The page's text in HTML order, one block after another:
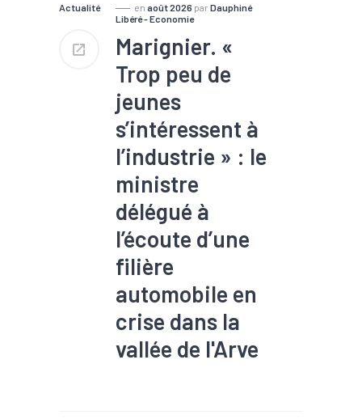
redressement judiciaire
depuis plus d’un an. Forte
d’une stratégie basée sur
l’optimisation et la
diversification de son
activité, elle espère redresser
la barre et assurer la pérennité
de ses sites, dont celui de
Grenoble.
Actualité en août 2026 par Dauphiné
Libéré - Economie
Marignier. «
Trop peu de
jeunes
s’intéressent à
l’industrie » : le
ministre
délégué à
l’écoute d’une
filière
automobile en
crise dans la
vallée de l'Arve